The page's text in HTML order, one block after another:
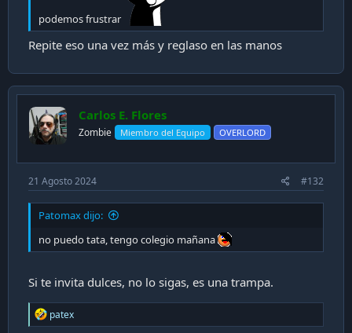
podemos frustrar
Repite eso una vez más y reglaso en las manos
Carlos E. Flores
Zombie Miembro del Equipo OVERLORD
21 Agosto 2024 #132
Patomax dijo:
no puedo tata, tengo colegio mañana
Si te invita dulces, no lo sigas, es una trampa.
R
e
patex